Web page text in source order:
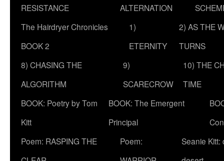
RESISTANCE
ALTERNATION
The Hairdryer Chronicles
BOOK 2
1)
ETERNITY
2) AS THE
TURNS
8) CHASING THE
ALGORITHM
9)
SCARECROW
10) THE
TIME
BOOK: Poetry by Tom
Kitt
BOOK: The Emergent
Principal
Poem: RASPING THE
Poem:
Seanie Kitt: